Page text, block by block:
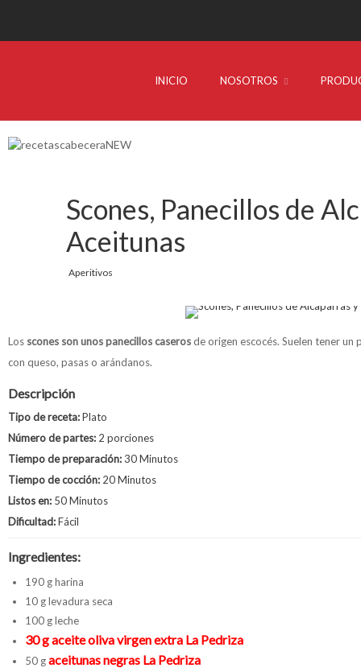
INICIO NOSOTROS
Scones, Panecillos de
Aceitunas
Aperitivos
Los scones son unos panecillos caserosde origen escocés. Suelen tener un
con queso, pasas o arándanos.
Descripción
Tipo de receta:Plato
Número de partes: 2 porciones
Tiempo de preparación:30 Minutos
Tiempo de cocción: 20 Minutos
Listos en: 50 Minutos
Dificultad:Fácil
Ingredientes:
190 g harina
10 g levadura seca
100 g leche
30 g aceite oliva virgen extra La Pedriza
50 gaceitunas negras La Pedriza